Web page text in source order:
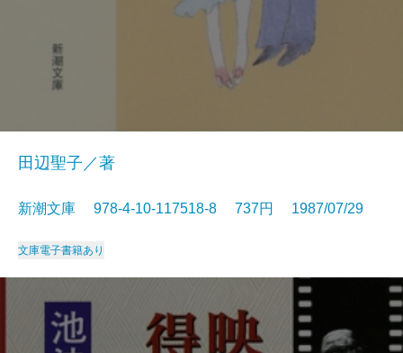
田辺聖子／著
新潮文庫 978-4-10-117518-8 737円 1987/07/29
文庫電子書籍あり